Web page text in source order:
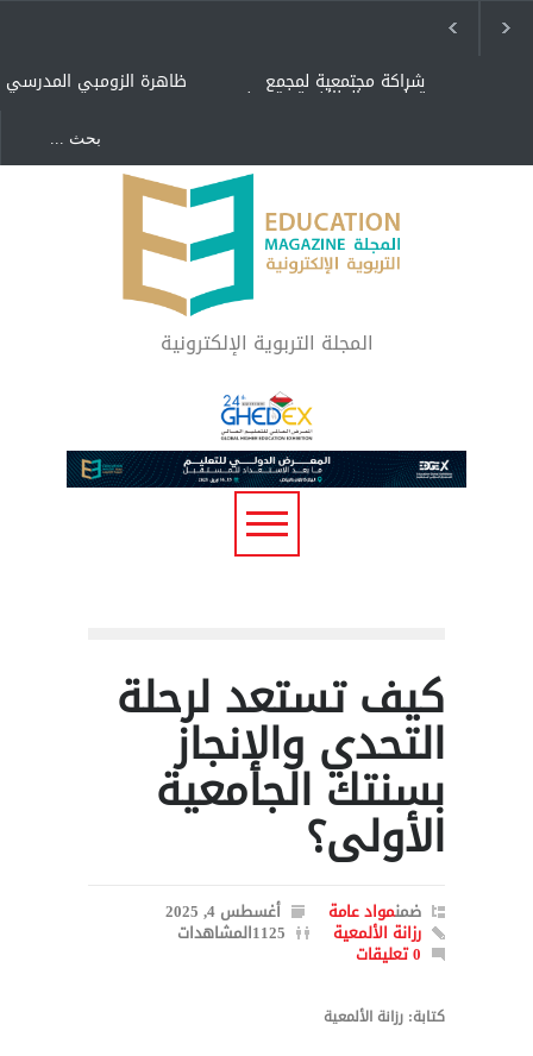
ظاهرة الزومبي المدرسي شراكة مجتمعية لمجمع
تعليمي بالطائف تستهدف
"كنت أنضرب ومافيني إلا
العافية" هل هذا مبرر
لاستمرار أسلوب التربية
المتوارث؟
لماذا تعد برامج توعية الأطفال
بخصوصية الجسد وقاية لا
فضول؟
المجلة التربوية الإلكترونية
كيف تستعد لرحلة
التحدي والإنجاز
بسنتك الجامعية
الأولى؟
ضمنمواد عامة أغسطس 4, 2025
رزانة الألمعية 1125المشاهدات
0 تعليقات
كتابة: رزانة الألمعية